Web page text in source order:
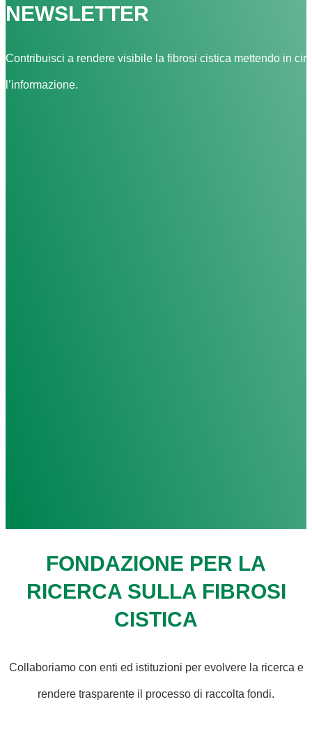
NEWSLETTER
Contribuisci a rendere visibile la fibrosi cistica mettendo in
l’informazione.
FONDAZIONE PER LA
RICERCA SULLA FIBROSI
CISTICA
Collaboriamo con enti ed istituzioni per evolvere la ricerca e
rendere trasparente il processo di raccolta fondi.